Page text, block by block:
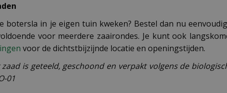
botersla in je eigen tuin kweken? Bestel dan nu
voor meerdere zaairondes. Je kunt ook
voor de dichtstbijzijnde locatie en openingstijden.
is geteeld, geschoond en verpakt volgens de
01